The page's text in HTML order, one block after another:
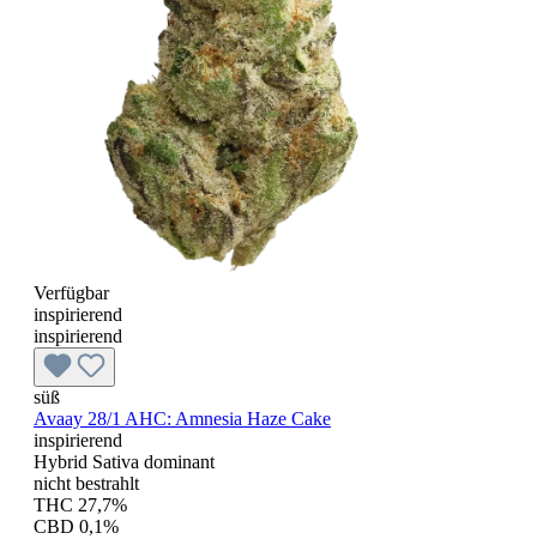
Verfügbar
inspirierend
inspirierend
süß
Avaay 28/1 AHC: Amnesia Haze Cake
inspirierend
Hybrid Sativa dominant
nicht bestrahlt
THC 27,7%
CBD 0,1%